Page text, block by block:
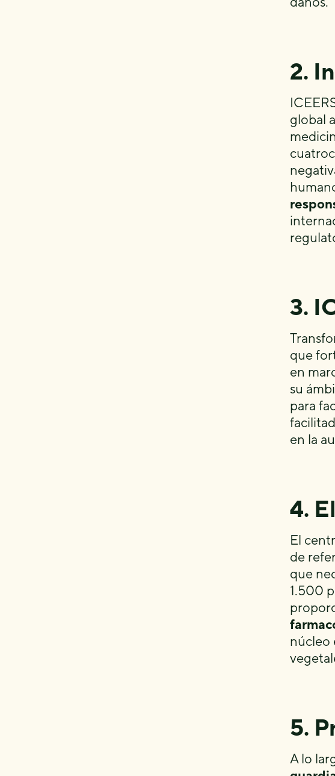
2.
global
3.
que
en
su
para
en la
4.
El
de
que
1.500
núcleo
5.
A lo